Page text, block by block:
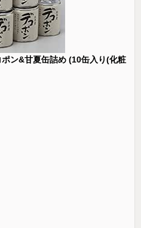
ン&甘夏缶詰め (10缶入り(化粧